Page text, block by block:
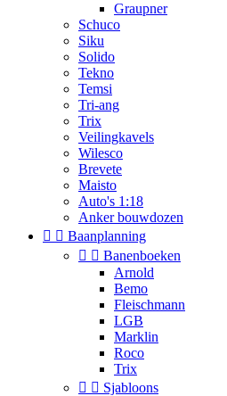
Graupner
Schuco
Siku
Solido
Tekno
Temsi
Tri-ang
Trix
Veilingkavels
Wilesco
Brevete
Maisto
Auto's 1:18
Anker bouwdozen
  Baanplanning
  Banenboeken
Arnold
Bemo
Fleischmann
LGB
Marklin
Roco
Trix
  Sjabloons